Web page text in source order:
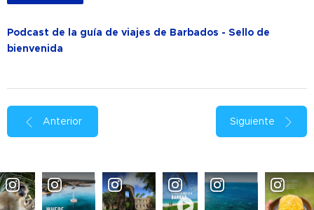
Podcast de la guía de viajes de Barbados - Sello de
bienvenida
Anterior Siguiente